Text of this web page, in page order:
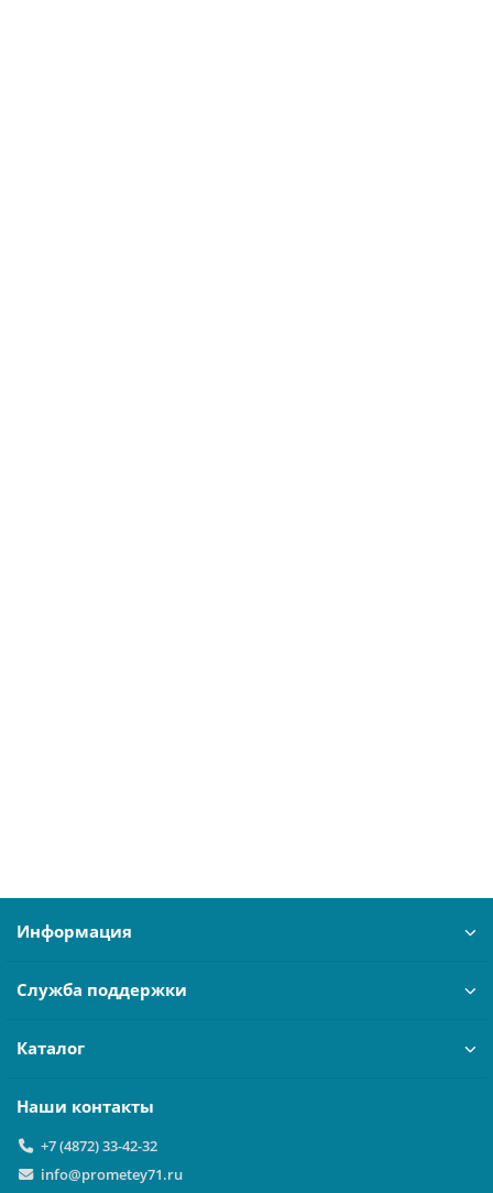
Информация
Служба поддержки
Каталог
Наши контакты
+7 (4872) 33-42-32
info@prometey71.ru